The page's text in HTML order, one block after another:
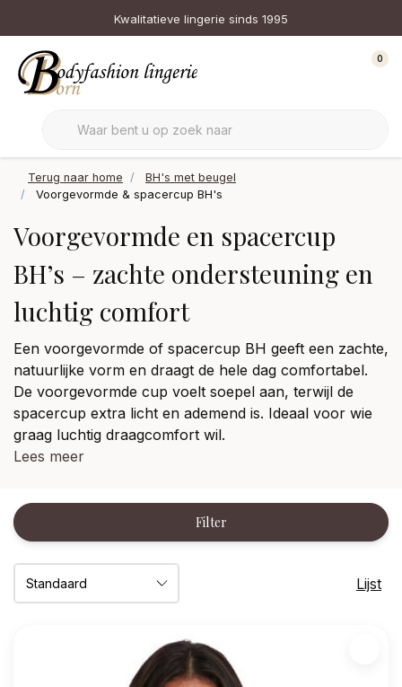
Kwalitatieve lingerie sinds 1995
0
Terug naar home
BH's met beugel
Voorgevormde & spacercup BH's
Voorgevormde en spacercup
BH’s – zachte ondersteuning en
luchtig comfort
Een voorgevormde of spacercup BH geeft een zachte,
natuurlijke vorm en draagt de hele dag comfortabel.
De voorgevormde cup voelt soepel aan, terwijl de
spacercup extra licht en ademend is. Ideaal voor wie
graag luchtig draagcomfort wil.
Lees meer
Filter
Lijst